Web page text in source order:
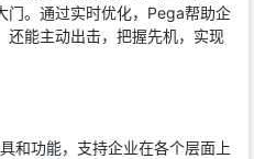
门。通过实时优化，Pega帮助企
还能主动出击，把握先机，实现
和功能，支持企业在各个层面上